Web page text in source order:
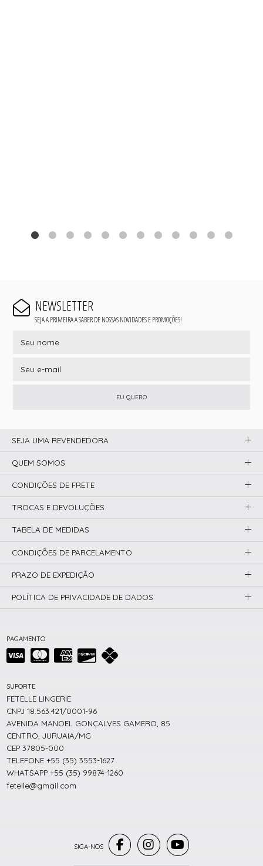
NEWSLETTER
SEJA A PRIMEIRA A SABER DE NOSSAS NOVIDADES E PROMOÇÕES!
EU QUERO
PAGAMENTO
SUPORTE
FETELLE LINGERIE
CNPJ 18.563.421/0001-96
AVENIDA MANOEL GONÇALVES GAMERO, 85
CENTRO, JURUAIA/MG
CEP 37805-000
TELEFONE +55 (35) 3553-1627
WHATSAPP +55 (35) 99874-1260
fetelle@gmail.com
SEJA UMA REVENDEDORA
QUEM SOMOS
CONDIÇÕES DE FRETE
TROCAS E DEVOLUÇÕES
TABELA DE MEDIDAS
CONDIÇÕES DE PARCELAMENTO
PRAZO DE EXPEDIÇÃO
POLÍTICA DE PRIVACIDADE DE DADOS